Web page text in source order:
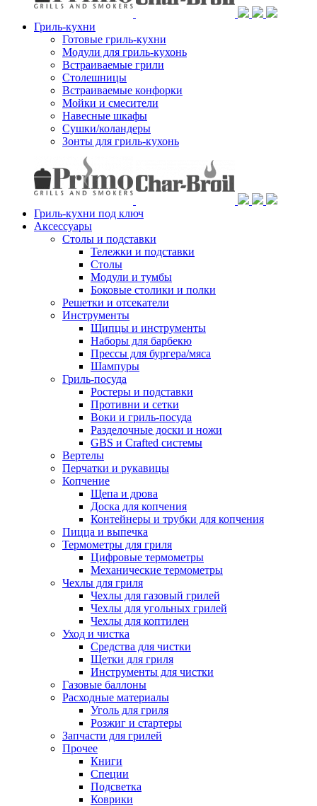
Гриль-кухни
Готовые гриль-кухни
Модули для гриль-кухонь
Встраиваемые грили
Столешницы
Встраиваемые конфорки
Мойки и смесители
Навесные шкафы
Сушки/коландеры
Зонты для гриль-кухонь
Гриль-кухни под ключ
Аксессуары
Столы и подставки
Тележки и подставки
Столы
Модули и тумбы
Боковые столики и полки
Решетки и отсекатели
Инструменты
Щипцы и инструменты
Наборы для барбекю
Прессы для бургера/мяса
Шампуры
Гриль-посуда
Ростеры и подставки
Противни и сетки
Воки и гриль-посуда
Разделочные доски и ножи
GBS и Crafted системы
Вертелы
Перчатки и рукавицы
Копчение
Щепа и дрова
Доска для копчения
Контейнеры и трубки для копчения
Пицца и выпечка
Термометры для гриля
Цифровые термометры
Механические термометры
Чехлы для гриля
Чехлы для газовый грилей
Чехлы для угольных грилей
Чехлы для коптилен
Уход и чистка
Средства для чистки
Щетки для гриля
Инструменты для чистки
Газовые баллоны
Расходные материалы
Уголь для гриля
Розжиг и стартеры
Запчасти для грилей
Прочее
Книги
Специи
Подсветка
Коврики